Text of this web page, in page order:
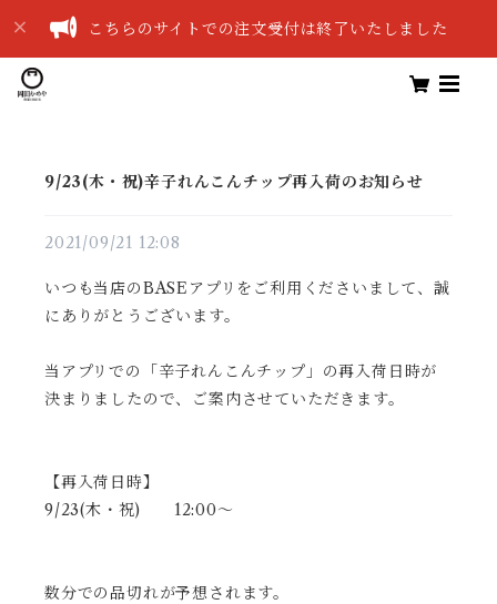
こちらのサイトでの注文受付は終了いたしました
9/23(木・祝)辛子れんこんチップ再入荷のお知らせ
2021/09/21 12:08
いつも当店のBASEアプリをご利用くださいまして、誠
にありがとうございます。
当アプリでの「辛子れんこんチップ」の再入荷日時が
決まりましたので、ご案内させていただきます。
【再入荷日時】
9/23(木・祝) 12:00～
数分での品切れが予想されます。